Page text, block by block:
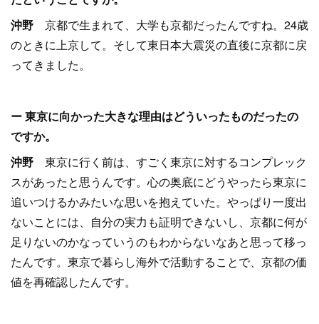
沖野 京都で生まれて、大学も京都だったんですね。24歳
のときに上京して。そして東日本大震災の直後に京都に戻
ってきました。
ー 東京に向かった大きな理由はどういったものだったの
ですか。
沖野 東京に行く前は、すごく東京に対するコンプレック
スがあったと思うんです。心の奥底にどうやったら東京に
追いつけるかみたいな思いを抱えていた。やっぱり一度出
ないことには、自分の実力も証明できないし、京都に何が
足りないのかなっていうのもわからないなあと思って移っ
たんです。東京で暮らし海外で活動することで、京都の価
値を再確認したんです。